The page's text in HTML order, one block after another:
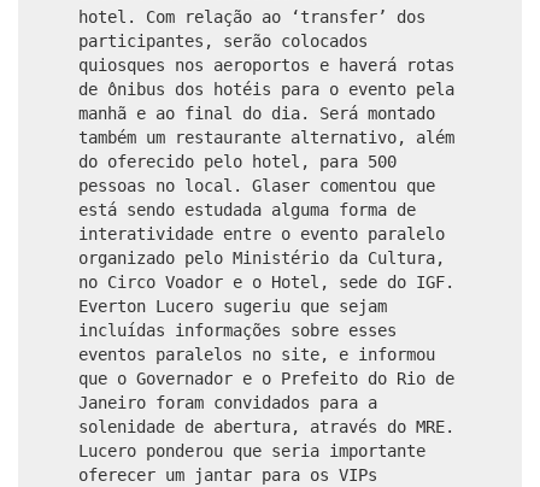
hotel. Com relação ao ‘transfer’ dos
participantes, serão colocados
quiosques nos aeroportos e haverá rotas
de ônibus dos hotéis para o evento pela
manhã e ao final do dia. Será montado
também um restaurante alternativo, além
do oferecido pelo hotel, para 500
pessoas no local. Glaser comentou que
está sendo estudada alguma forma de
interatividade entre o evento paralelo
organizado pelo Ministério da Cultura,
no Circo Voador e o Hotel, sede do IGF.
Everton Lucero sugeriu que sejam
incluídas informações sobre esses
eventos paralelos no site, e informou
que o Governador e o Prefeito do Rio de
Janeiro foram convidados para a
solenidade de abertura, através do MRE.
Lucero ponderou que seria importante
oferecer um jantar para os VIPs